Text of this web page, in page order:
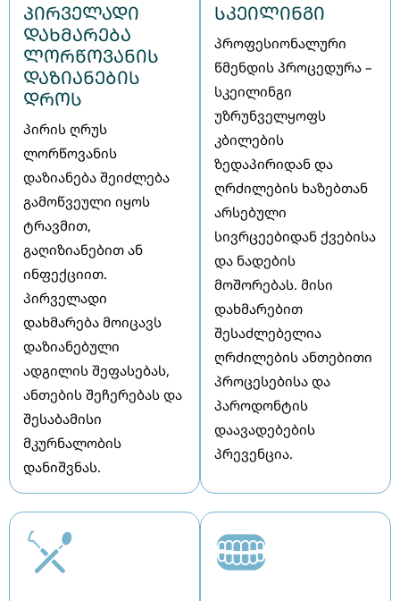
პირველადი
დახმარება
ლორწოვანის
დაზიანების
დროს
პირის ღრუს
ლორწოვანის
დაზიანება შეიძლება
გამოწვეული იყოს
ტრავმით,
გაღიზიანებით ან
ინფექციით.
პირველადი
დახმარება მოიცავს
დაზიანებული
ადგილის შეფასებას,
ანთების შეჩერებას და
შესაბამისი
მკურნალობის
დანიშვნას.
სკეილინგი
პროფესიონალური
წმენდის პროცედურა –
სკეილინგი
უზრუნველყოფს
კბილების
ზედაპირიდან და
ღრძილების ხაზებთან
არსებული
სივრცეებიდან ქვებისა
და ნადების
მოშორებას. მისი
დახმარებით
შესაძლებელია
ღრძილების ანთებითი
პროცესებისა და
პაროდონტის
დაავადებების
პრევენცია.